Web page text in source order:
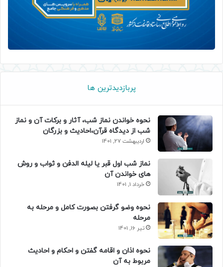
پربازدیدترین ها
نحوه خواندن نماز شب، آثار و برکات آن و نماز
شب از دیدگاه قرآن،احادیث و بزرگان
اردیبهشت 27, 1401
نماز شب اول قبر یا لیله الدفن و ثواب و روش
های خواندن آن
خرداد 1, 1401
نحوه وضو گرفتن بصورت کامل و مرحله به
مرحله
تیر 16, 1401
نحوه اذان و اقامه گفتن و احکام و احادیث
مربوط به آن